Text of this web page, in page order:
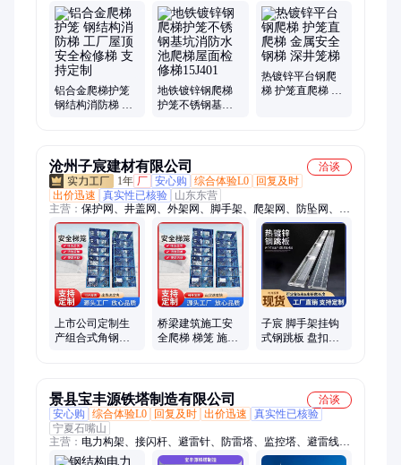
梯、铝合金爬梯护笼、铁爬梯、不锈钢爬梯、热镀锌爬梯
铝合金爬梯护笼
钢结构消防梯 工
地铁镀锌钢爬梯
护笼不锈钢基坑
热镀锌平台钢爬
梯 护笼直爬梯 金
沧州子宸建材有限公司
洽谈
1年 厂 安心购 综合体验L0
回复及时
出价迅速
真实性已核验
山东东营
主营： 保护网、井盖网、外架网、脚手架、爬架网、防坠网、密
目网、防护网、防尘网、安全网、冲孔板、钢支撑、铝膜板、支
撑架、安全平网、防护爬架、防护兜网、防尘绿网、安全立网、
防护绿网、可调斜拉杆、菱形钢笆网、防护外挂网、施工遮阳
网、密目阻燃网
上市公司定制生
产组合式角钢安
桥梁建筑施工安
全爬梯 梯笼 施工
子宸 脚手架挂钩
式钢跳板 盘扣式
景县宝丰源铁塔制造有限公司
洽谈
安心购
综合体验L0 回复及时 出价迅速
真实性已核验
宁夏石嘴山
主营： 电力构架、接闪杆、避雷针、防雷塔、监控塔、避雷线
塔、电力支架、避雷塔、母线桥支架、单管塔、烟囱塔、防火瞭